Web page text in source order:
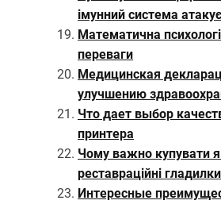
імунний система
Математична
переваги
Медицинская
улучшению
Что дает выбор
принтера
Чому важно купувати
реставраційні гладилки
Интересные